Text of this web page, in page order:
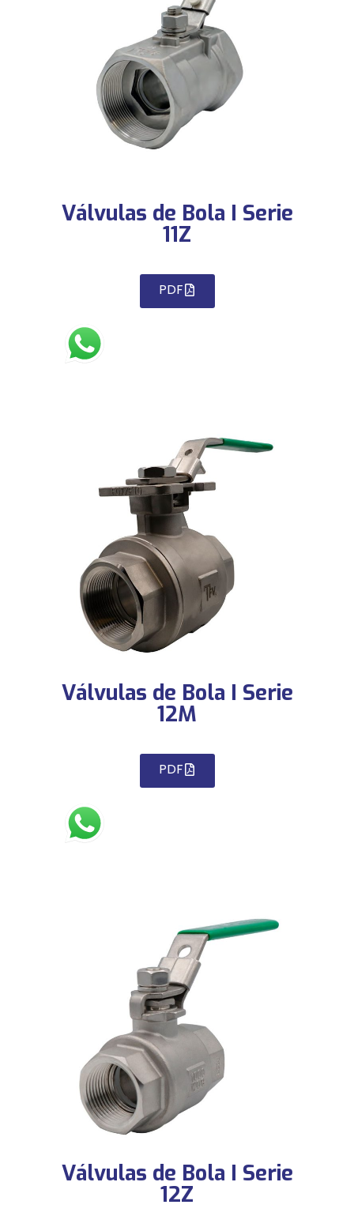
Válvulas de Bola I Serie
11Z
PDF
Válvulas de Bola I Serie
12M
PDF
Válvulas de Bola I Serie
12Z